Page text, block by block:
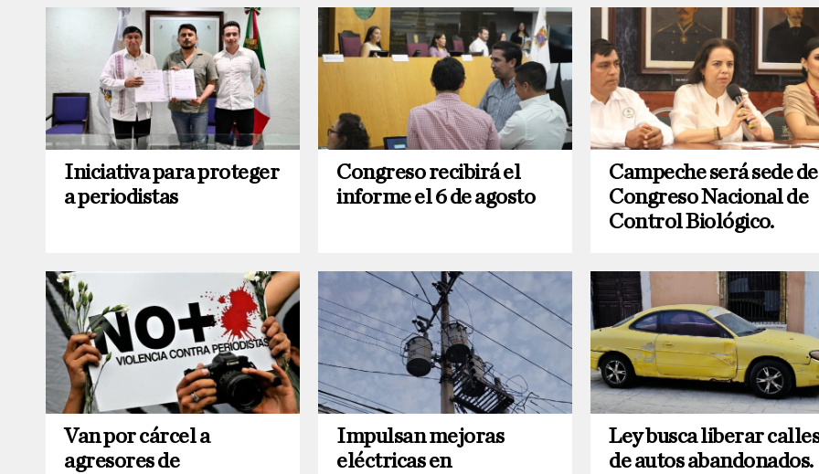
Iniciativa para proteger
a periodistas
Congreso recibirá el
informe el 6 de agosto
Campeche será sede
Congreso Nacional de
Control Biológico.
Van por cárcel a
agresores de
Impulsan mejoras
eléctricas en
Ley busca liberar
de autos abandonados.